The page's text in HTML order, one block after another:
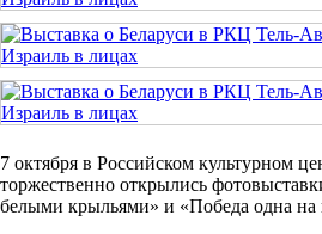
7 октября в Российском культурном
торжественно открылись
белыми крыльями» и «Победа одна на